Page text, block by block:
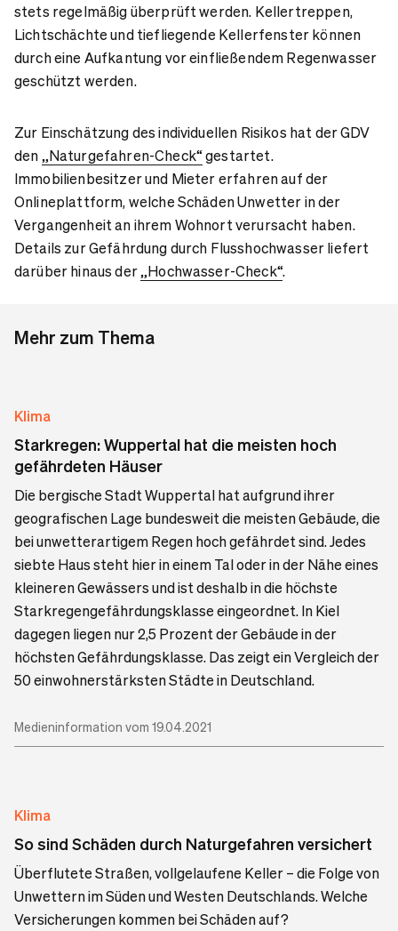
stets regelmäßig überprüft werden. Kellertreppen,
Lichtschächte und tiefliegende Kellerfenster können
durch eine Aufkantung vor einfließendem Regenwasser
geschützt werden.
Zur Einschätzung des individuellen Risikos hat der GDV
den„Naturgefahren-Check“gestartet.
Immobilienbesitzer und Mieter erfahren auf der
Onlineplattform, welche Schäden Unwetter in der
Vergangenheit an ihrem Wohnort verursacht haben.
Details zur Gefährdung durch Flusshochwasser liefert
darüber hinaus der„Hochwasser-Check“.
Mehr zum Thema
Klima
Starkregen: Wuppertal hat die meisten hoch
gefährdeten Häuser
Die bergische Stadt Wuppertal hat aufgrund ihrer
geografischen Lage bundesweit die meisten Gebäude, die
bei unwetterartigem Regen hoch gefährdet sind. Jedes
siebte Haus steht hier in einem Tal oder in der Nähe eines
kleineren Gewässers und ist deshalb in die höchste
Starkregengefährdungsklasse eingeordnet. In Kiel
dagegen liegen nur 2,5 Prozent der Gebäude in der
höchsten Gefährdungsklasse. Das zeigt ein Vergleich der
50 einwohnerstärksten Städte in Deutschland.
Medieninformation vom 19.04.2021
Klima
So sind Schäden durch Naturgefahren versichert
Überflutete Straßen, vollgelaufene Keller – die Folge von
Unwettern im Süden und Westen Deutschlands. Welche
Versicherungen kommen bei Schäden auf?